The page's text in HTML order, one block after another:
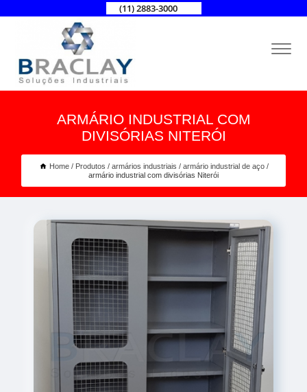
(11) 2883-3000
ARMÁRIO INDUSTRIAL COM
DIVISÓRIAS NITERÓI
Home Produtos armários industriais
armário industrial de aço
armário industrial com divisórias Niterói